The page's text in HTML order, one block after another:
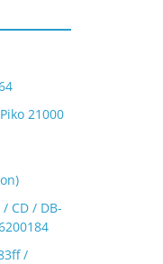
21000
CD / DB-
/